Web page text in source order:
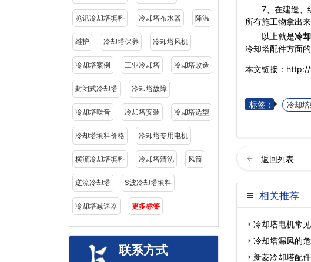
览讯冷却塔填料 冷却塔布水器 降温
维护 冷却塔保养 冷却塔风机
冷却塔案例 工业冷却塔 冷却塔改造
封闭式冷却塔 冷却塔故障
冷却塔噪音 冷却塔安装 冷却塔选型
冷却塔填料价格 冷却塔专用电机
横流冷却塔填料 冷却塔清洗 风筒
逆流冷却塔 S波冷却塔填料
冷却塔减速器 更多标签
联系方式
7、在建造、组
所有施工物拿出
以上就是冷
冷却塔配件方面
本文链接：
标签： 冷却
返回列表
相关推荐
冷却塔电机常
冷却塔漏风的
新菱冷却塔配